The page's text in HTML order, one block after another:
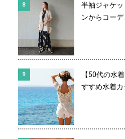
半袖ジャケ
ンからコー
【50代の水
すすめ水着